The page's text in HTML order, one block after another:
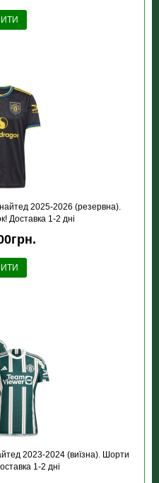
2025-2026 (резервна).
Доставка 1-2 дні
2023-2024 (виїзна). Шорти
1-2 дні